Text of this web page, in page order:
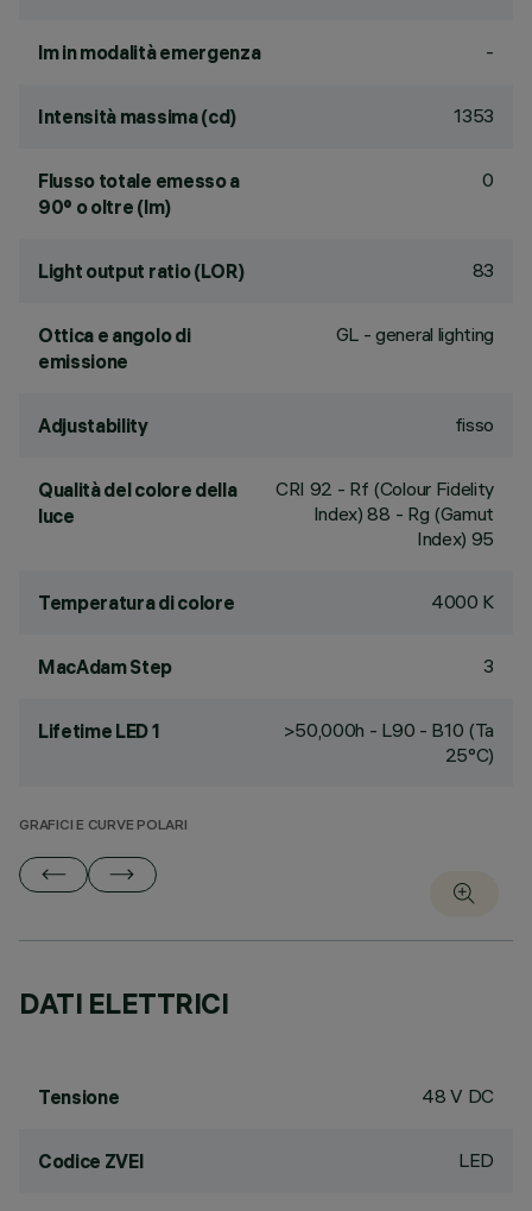
lm in modalità emergenza -
Intensità massima (cd) 1353
Flusso totale emesso a
90° o oltre (lm)
0
Light output ratio (LOR) 83
Ottica e angolo di
emissione
GL - general lighting
Adjustability fisso
Qualità del colore della
luce
CRI 92 - Rf (Colour Fidelity
Index) 88 - Rg (Gamut
Index) 95
Temperatura di colore 4000 K
MacAdam Step 3
Lifetime LED 1
>50,000h - L90 - B10 (Ta
25°C)
GRAFICI E CURVE POLARI
DATI ELETTRICI
Tensione 48 V DC
Codice ZVEI LED